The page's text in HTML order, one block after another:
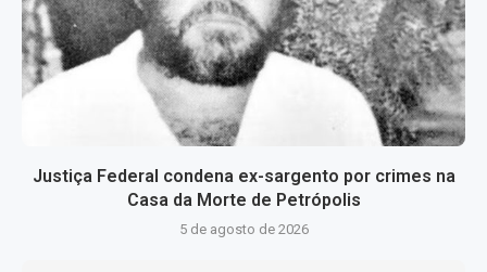
Justiça Federal condena ex-sargento por crimes na
Casa da Morte de Petrópolis
5 de agosto de 2026